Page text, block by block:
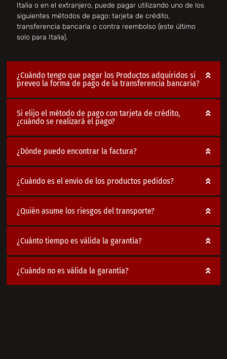
Italia o en el extranjero, puede pagar utilizando uno de los
siguientes métodos de pago: tarjeta de crédito,
transferencia bancaria o contra reembolso (este último
solo para Italia).
¿Cuándo tengo que pagar los Productos adquiridos si
preveo la forma de pago de la transferencia bancaria?
Si elijo el método de pago con tarjeta de crédito,
¿cuándo se realizará el pago?
¿Dónde puedo encontrar la factura?
¿Cuándo es el envío de los productos pedidos?
¿Quién asume los riesgos del transporte?
¿Cuánto tiempo es válida la garantía?
¿Cuándo no es válida la garantía?